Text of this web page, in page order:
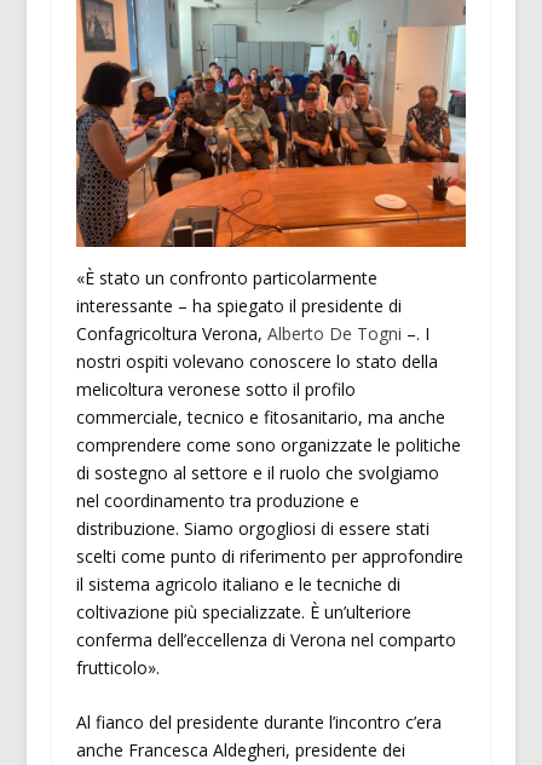
«È stato un confronto particolarmente
interessante – ha spiegato il presidente di
Confagricoltura Verona, Alberto De Togni –. I
nostri ospiti volevano conoscere lo stato della
melicoltura veronese sotto il profilo
commerciale, tecnico e fitosanitario, ma anche
comprendere come sono organizzate le politiche
di sostegno al settore e il ruolo che svolgiamo
nel coordinamento tra produzione e
distribuzione. Siamo orgogliosi di essere stati
scelti come punto di riferimento per approfondire
il sistema agricolo italiano e le tecniche di
coltivazione più specializzate. È un’ulteriore
conferma dell’eccellenza di Verona nel comparto
frutticolo».
Al fianco del presidente durante l’incontro c’era
anche Francesca Aldegheri, presidente dei